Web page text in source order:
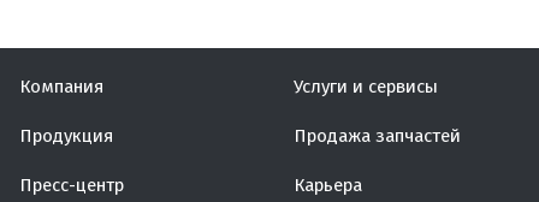
Компания Услуги и сервисы
Продукция Продажа запчастей
Пресс-центр Карьера